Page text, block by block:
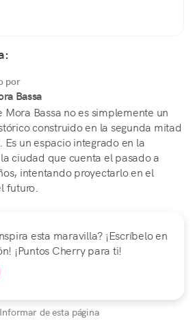
por
Bassa
Mora Bassa no es simplemente un
construido en la segunda mitad
Es un espacio integrado en la
ciudad que cuenta el pasado a
intentando proyectarlo en el
futuro.
esta maravilla? ¡Escríbelo en
¡Puntos Cherry para ti!
Informar de esta página